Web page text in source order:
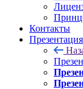
Контакты
Презентация